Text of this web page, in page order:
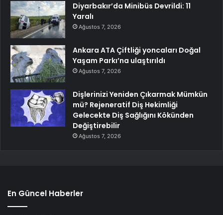
Diyarbakır’da Minibüs Devrildi: 11
Yaralı
Ağustos 7, 2026
Ankara ATA Çiftliği yoncaları Doğal
Yaşam Parkı’na ulaştırıldı
Ağustos 7, 2026
Dişlerinizi Yeniden Çıkarmak Mümkün
mü? Rejeneratif Diş Hekimliği
Gelecekte Diş Sağlığını Kökünden
Değiştirebilir
Ağustos 7, 2026
En Güncel Haberler